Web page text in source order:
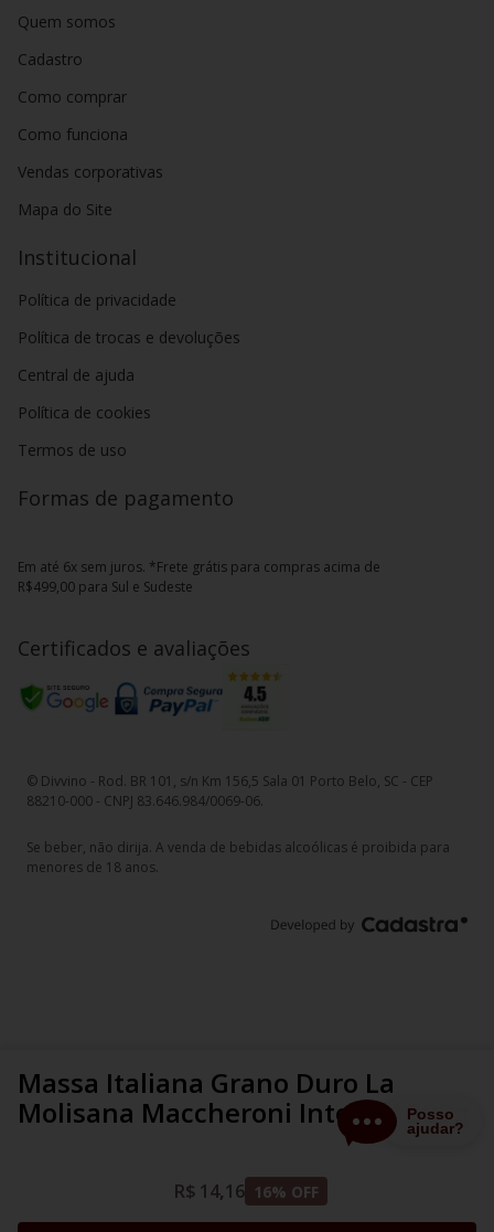
Massa Italiana Grano Duro La
Molisana Maccheroni Integral 500g
R$ 14,16 16% OFF
Quem somos
Cadastro
Como comprar
Como funciona
Vendas corporativas
Mapa do Site
Institucional
Política de privacidade
Política de trocas e devoluções
Central de ajuda
Política de cookies
Termos de uso
Formas de pagamento
Em até 6x sem juros. *Frete grátis para compras acima de
R$499,00 para Sul e Sudeste
Certificados e avaliações
© Divvino - Rod. BR 101, s/n Km 156,5 Sala 01 Porto Belo, SC - CEP
88210-000 - CNPJ 83.646.984/0069-06.
Se beber, não dirija. A venda de bebidas alcoólicas é proibida para
menores de 18 anos.